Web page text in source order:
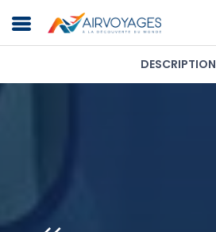
DESCRIPTION